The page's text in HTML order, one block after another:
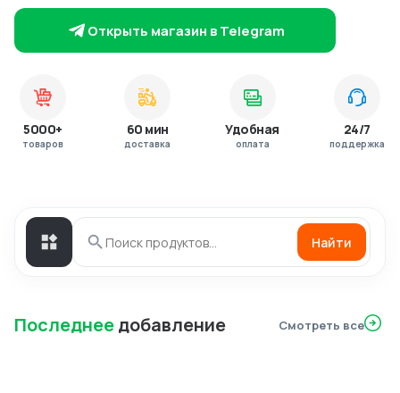
Открыть магазин в Telegram
5000+
товаров
60 мин
доставка
Удобная
оплата
24/7
поддержка
Найти
Последнеедобавление Смотреть все